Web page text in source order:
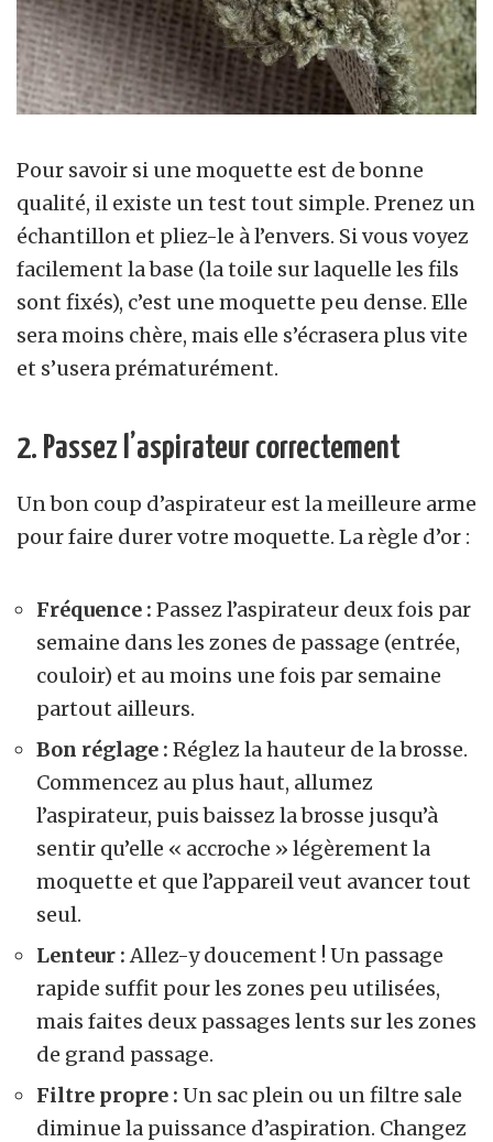
Pour savoir si une moquette est de bonne
qualité, il existe un test tout simple. Prenez un
échantillon et pliez-le à l’envers. Si vous voyez
facilement la base (la toile sur laquelle les fils
sont fixés), c’est une moquette peu dense. Elle
sera moins chère, mais elle s’écrasera plus vite
et s’usera prématurément.
2. Passez l’aspirateur correctement
Un bon coup d’aspirateur est la meilleure arme
pour faire durer votre moquette. La règle d’or :
Fréquence : Passez l’aspirateur deux fois par
semaine dans les zones de passage (entrée,
couloir) et au moins une fois par semaine
partout ailleurs.
Bon réglage : Réglez la hauteur de la brosse.
Commencez au plus haut, allumez
l’aspirateur, puis baissez la brosse jusqu’à
sentir qu’elle « accroche » légèrement la
moquette et que l’appareil veut avancer tout
seul.
Lenteur : Allez-y doucement ! Un passage
rapide suffit pour les zones peu utilisées,
mais faites deux passages lents sur les zones
de grand passage.
Filtre propre : Un sac plein ou un filtre sale
diminue la puissance d’aspiration. Changez